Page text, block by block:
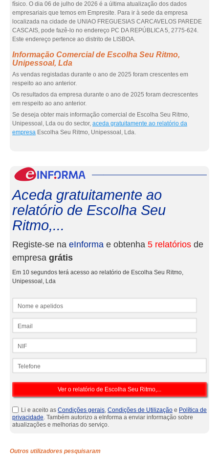
físico. O dia 06 de julho de 2026 é a última atualização dos dados
empresariais que temos em Empresite. Para ir à sede da empresa
localizada na cidade de UNIAO FREGUESIAS CARCAVELOS PAREDE
CASCAIS, pode fazê-lo no endereço PC DA REPÚBLICA 5, 2775-624.
Este endereço pertence ao distrito de LISBOA.
Informação Comercial de Escolha Seu Ritmo,
Unipessoal, Lda
As vendas registadas durante o ano de 2025 foram crescentes em
respeito ao ano anterior.
Os resultados da empresa durante o ano de 2025 foram decrescentes
em respeito ao ano anterior.
Se deseja obter mais informação comercial de Escolha Seu Ritmo,
Unipessoal, Lda ou do sector, aceda gratuitamente ao relatório da
empresa Escolha Seu Ritmo, Unipessoal, Lda.
Aceda gratuitamente ao
relatório de Escolha Seu
Ritmo,...
Registe-se na eInforma e obtenha 5 relatórios de
empresa grátis
Em 10 segundos terá acesso ao relatório de Escolha Seu Ritmo,
Unipessoal, Lda
Li e aceito as Condições gerais, Condições de Utilização e Política de
privacidade. Também autorizo a eInforma a enviar informação sobre
atualizações e melhorias do serviço.
Outros utilizadores pesquisaram